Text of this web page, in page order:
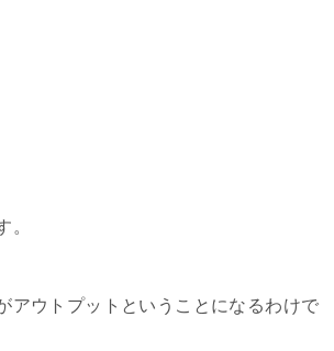
。
アウトプットということになるわけで